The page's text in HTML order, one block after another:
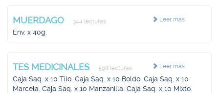
Leer más
MUERDAGO 344 lecturas
Env. x 40g.
Leer más
TES MEDICINALES 598 lecturas
Caja Saq. x 10 Tilo. Caja Saq. x 10 Boldo. Caja Saq. x 10
Marcela. Caja Saq. x 10 Manzanilla. Caja Saq. x 10 Mixto.